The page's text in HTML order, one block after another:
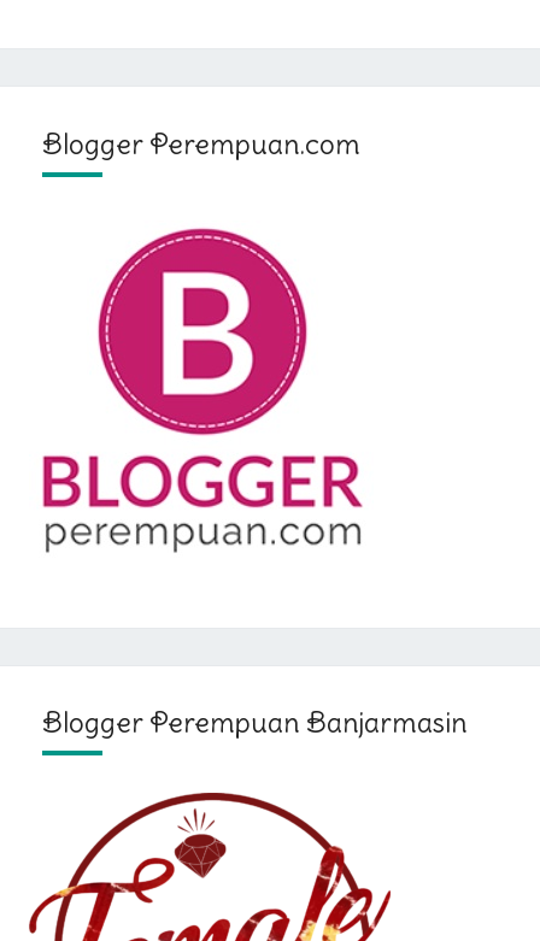
Blogger Perempuan.com
Blogger Perempuan Banjarmasin